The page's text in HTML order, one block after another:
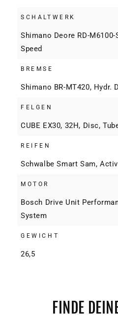
SCHALTWERK
Shimano Deore RD-M6100-
Speed
BREMSE
Shimano BR-MT420, Hydr.
FELGEN
CUBE EX30, 32H, Disc,
REIFEN
Schwalbe Smart Sam,
MOTOR
Bosch Drive Unit
System
GEWICHT
26,5
FINDE